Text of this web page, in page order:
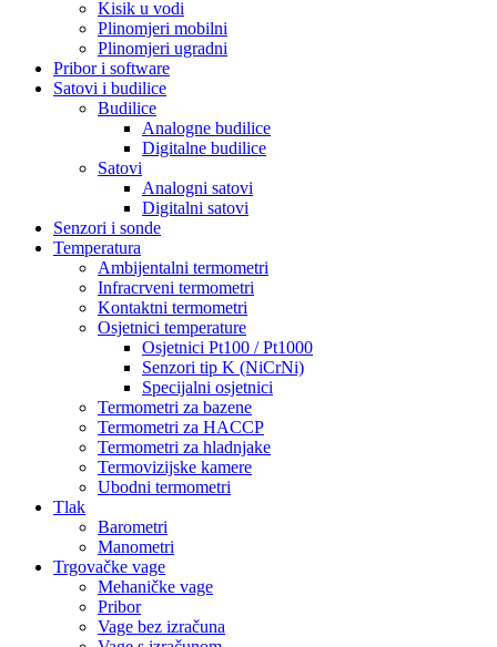
Kisik u vodi
Plinomjeri mobilni
Plinomjeri ugradni
Pribor i software
Satovi i budilice
Budilice
Analogne budilice
Digitalne budilice
Satovi
Analogni satovi
Digitalni satovi
Senzori i sonde
Temperatura
Ambijentalni termometri
Infracrveni termometri
Kontaktni termometri
Osjetnici temperature
Osjetnici Pt100 / Pt1000
Senzori tip K (NiCrNi)
Specijalni osjetnici
Termometri za bazene
Termometri za HACCP
Termometri za hladnjake
Termovizijske kamere
Ubodni termometri
Tlak
Barometri
Manometri
Trgovačke vage
Mehaničke vage
Pribor
Vage bez izračuna